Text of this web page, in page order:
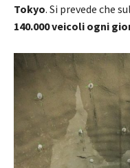
Tokyo. Si prevede che
140.000 veicoli ogni